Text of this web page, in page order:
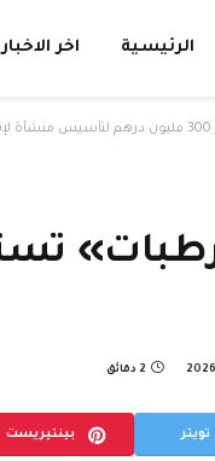
الرئيسية اخر الاخبار
2 دقائق
تويتر بينتيريست